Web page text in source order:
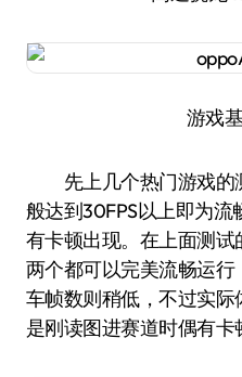
游戏
先上几个热门游戏的
般达到30FPS以上即为
有卡顿出现。在上面测
两个都可以完美流畅运
车帧数则稍低，不过实
是刚读图进赛道时偶有卡